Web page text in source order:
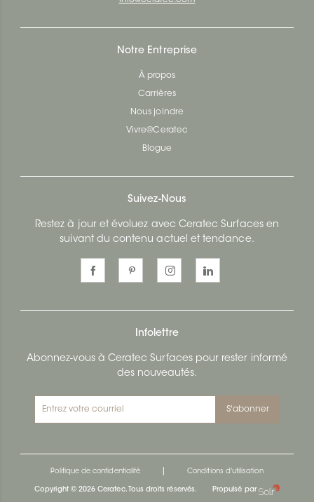
Notre Entreprise
À propos
Carrières
Nous joindre
Vivre@Ceratec
Blogue
Suivez-Nous
Restez à jour et évoluez avec Ceratec Surfaces en
suivant du contenu actuel et tendance.
Infolettre
Abonnez-vous à Ceratec Surfaces pour rester informé
des nouveautés.
S'abonner
Politique de confidentialité Conditions d'utilisation
Copyright © 2026 Ceratec. Tous droits réservés. Propulsé par